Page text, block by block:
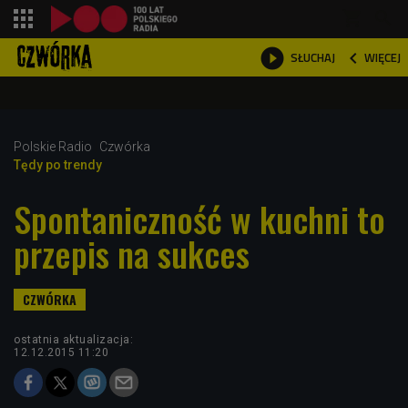
 SŁUCHAJ  WIĘCEJ

Polskie Radio
Czwórka
Tędy po trendy
Spontaniczność w kuchni to
przepis na sukces
ostatnia aktualizacja:
12.12.2015 11:20